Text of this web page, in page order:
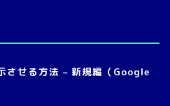
させる方法 – 新規編（Google